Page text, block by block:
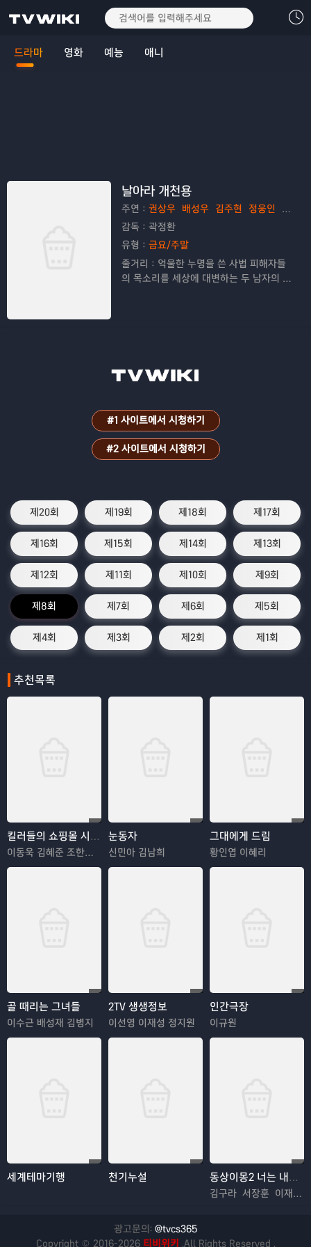
드라마 영화 예능 애니
날아라 개천용
주연： 권상우 배성우 김주현 정웅인
김응수
감독： 곽정환
유형： 금요/주말
줄거리： 억울한 누명을 쓴 사법 피해자들
의 목소리를 세상에 대변하는 두 남자의 뜨
#1 사이트에서 시청하기
#2 사이트에서 시청하기
제20회 제19회 제18회 제17회
제16회 제15회 제14회 제13회
제12회 제11회 제10회 제9회
제8회 제7회 제6회 제5회
제4회 제3회 제2회 제1회
추천목록
킬러들의 쇼핑몰 시즌2
이동욱 김혜준 조한선 김해나
눈동자
신민아 김남희
그대에게 드림
황인엽 이혜리
골 때리는 그녀들
이수근 배성재 김병지
2TV 생생정보
이선영 이재성 정지원
인간극장
이규원
세계테마기행 천기누설 동상이몽2 너는 내운명
김구라 서장훈 이재명 추자현 김수용 김혜경 우효광 김진아
광고문의: @tvcs365
Copyright © 2016-2026 티비위키 .All Rights Reserved .